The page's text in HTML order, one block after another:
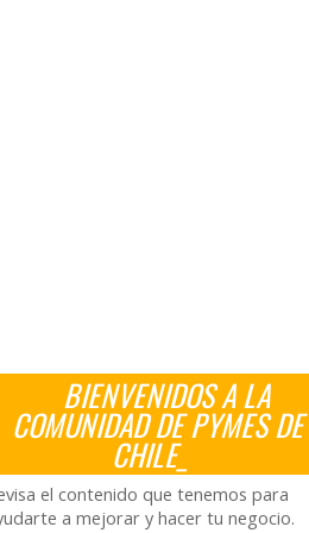
BIENVENIDOS A LA
COMUNIDAD DE PYMES DE
CHILE_
el contenido que tenemos para
a mejorar y hacer tu negocio.